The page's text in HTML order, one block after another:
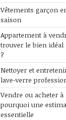
Vêtements garçon
saison
Appartement à
trouver le bien idéal
?
Nettoyer et
lave-verre
Vendre ou acheter
pourquoi une
essentielle